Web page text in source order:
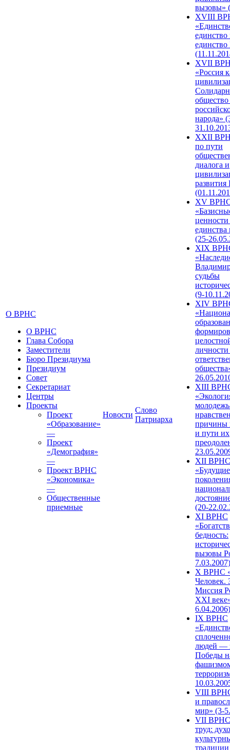
О ВРНС
О ВРНС
Глава Собора
Заместители
Бюро Президиума
Президиум
Совет
Секретариат
Центры
Проекты
Проект
«Образование»
—
Проект
«Демография»
—
Проект ВРНС
«Экономика»
—
Общественные
приемные
Новости
Слово
Патриарха
вызовы»
XVIII
единство
единство
XVII
«Россия
народа»
XXII
по пути
диалога и
развития
XV
единства
(25-
XIX
судьбы
(9-
XIV
XIII
причины
и пути их
XII ВРНС
«Будущие
(20-
XI ВРНС
бедность:
вызовы
7.03.2007)
X ВРНС
Человек.
Миссия
XXI
6.04.2006)
IX ВРНС
людей —
Победы
VIII
и
мир» (3-
VII ВРНС
труд: